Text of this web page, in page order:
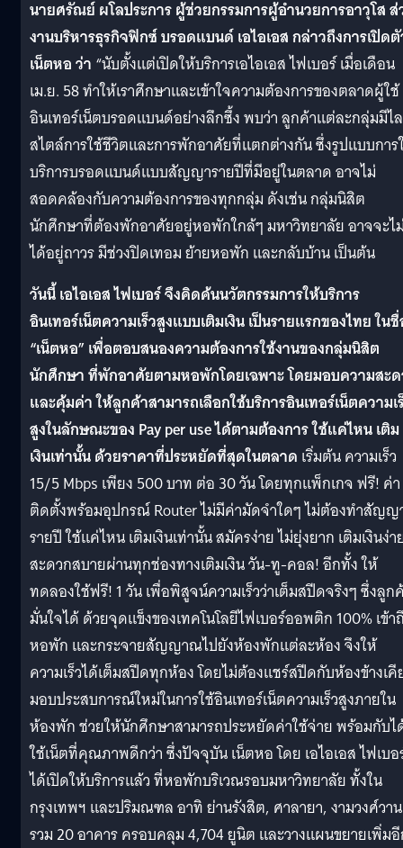
นายศรัณย์ ผโลประการ ผู้ช่วยกรรมการผู้อำนวยการอาวุโส
งานบริหารธุรกิจฟิกซ์ บรอดแบนด์ เอไอเอส กล่าวถึงการเปิด
เน็ตหอ ว่า “นับตั้งแต่เปิดให้บริการเอไอเอส ไฟเบอร์ เมื่อเดือน
เม.ย. 58 ทำให้เราศึกษาและเข้าใจความต้องการของตลาดผู้ใช้
อินเทอร์เน็ตบรอดแบนด์อย่างลึกซึ้ง พบว่า ลูกค้าแต่ละกลุ่มมีไ
สไตล์การใช้ชีวิตและการพักอาศัยที่แตกต่างกัน ซึ่งรูปแบบการ
บริการบรอดแบนด์แบบสัญญารายปีที่มีอยู่ในตลาด อาจไม่
สอดคล้องกับความต้องการของทุกกลุ่ม ดังเช่น กลุ่มนิสิต
นักศึกษาที่ต้องพักอาศัยอยู่หอพักใกล้ๆ มหาวิทยาลัย อาจจะไ
ได้อยู่ถาวร มีช่วงปิดเทอม ย้ายหอพัก และกลับบ้าน เป็นต้น
วันนี้ เอไอเอส ไฟเบอร์ จึงคิดค้นนวัตกรรมการให้บริการ
อินเทอร์เน็ตความเร็วสูงแบบเติมเงิน เป็นรายแรกของไทย ใน
“เน็ตหอ” เพื่อตอบสนองความต้องการใช้งานของกลุ่มนิสิต
นักศึกษา ที่พักอาศัยตามหอพักโดยเฉพาะ โดยมอบความสะ
และคุ้มค่า ให้ลูกค้าสามารถเลือกใช้บริการอินเทอร์เน็ตความเ
สูงในลักษณะของ Pay per use ได้ตามต้องการ ใช้แค่ไหน เติม
เงินเท่านั้น ด้วยราคาที่ประหยัดที่สุดในตลาด เริ่มต้น ความเร็ว
15/5 Mbps เพียง 500 บาท ต่อ 30 วัน โดยทุกแพ็กเกจ ฟรี! ค่า
ติดตั้งพร้อมอุปกรณ์ Router ไม่มีค่ามัดจำใดๆ ไม่ต้องทำสัญญ
รายปี ใช้แค่ไหน เติมเงินเท่านั้น สมัครง่าย ไม่ยุ่งยาก เติมเงินง่า
สะดวกสบายผ่านทุกช่องทางเติมเงิน วัน-ทู-คอล! อีกทั้ง ให้
ทดลองใช้ฟรี! 1 วัน เพื่อพิสูจน์ความเร็วว่าเต็มสปีดจริงๆ ซึ่งลูก
มั่นใจได้ ด้วยจุดแข็งของเทคโนโลยีไฟเบอร์ออพติก 100% เข้า
หอพัก และกระจายสัญญาณไปยังห้องพักแต่ละห้อง จึงให้
ความเร็วได้เต็มสปีดทุกห้อง โดยไม่ต้องแชร์สปีดกับห้องข้างเคี
มอบประสบการณ์ใหม่ในการใช้อินเทอร์เน็ตความเร็วสูงภายใน
ห้องพัก ช่วยให้นักศึกษาสามารถประหยัดค่าใช้จ่าย พร้อมกับไ
ใช้เน็ตที่คุณภาพดีกว่า ซึ่งปัจจุบัน เน็ตหอ โดย เอไอเอส ไฟเบอ
ได้เปิดให้บริการแล้ว ที่หอพักบริเวณรอบมหาวิทยาลัย ทั้งใน
กรุงเทพฯ และปริมณฑล อาทิ ย่านรังสิต, ศาลายา, งามวงศ์วา
รวม 20 อาคาร ครอบคลุม 4,704 ยูนิต และวางแผนขยายเพิ่ม